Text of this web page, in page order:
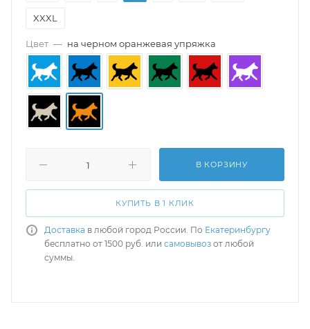
XXXL
Цвет — на черном оранжевая упряжка
В КОРЗИНУ
КУПИТЬ В 1 КЛИК
Доставка в любой город России. По Екатеринбургу
бесплатно от 1500 руб. или самовывоз от любой
суммы.